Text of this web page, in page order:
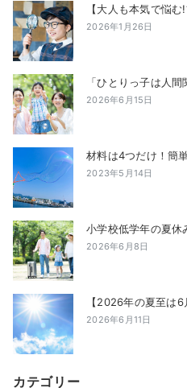
【大人も本気で悩
2026年1月26日
「ひとりっ子は人
2026年6月15日
材料は4つだけ！簡
2023年5月14日
小学校低学年の夏休
2026年6月8日
【2026年の夏至は
2026年6月11日
カテゴリー